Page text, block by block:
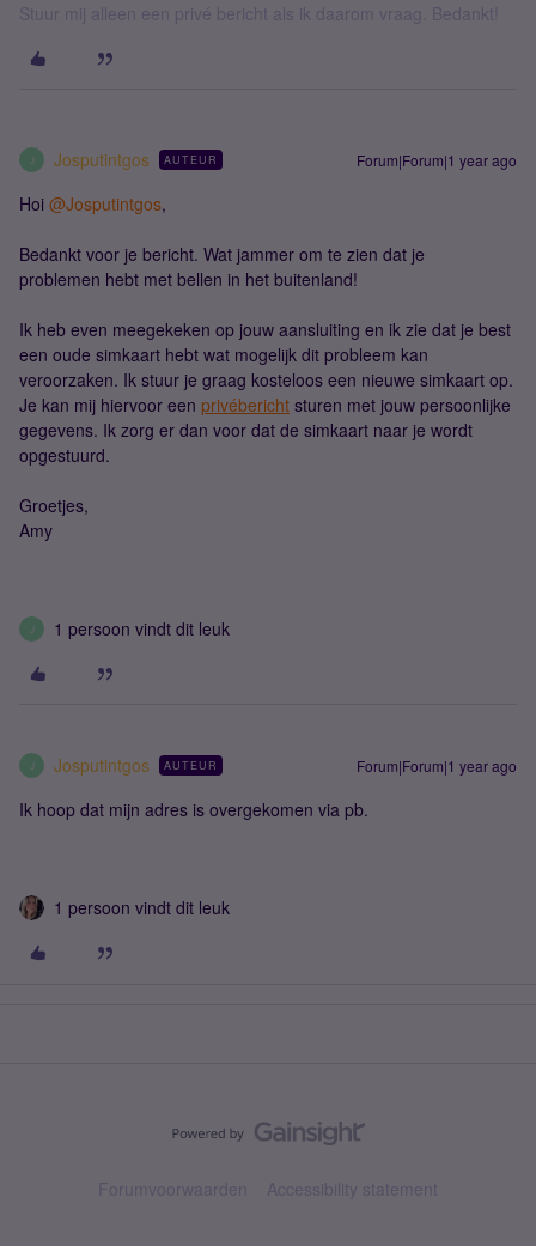
Stuur mij alleen een privé bericht als ik daarom vraag. Bedankt!
J Josputintgos AUTEUR Forum|Forum|1 year ago
Hoi ​ @Josputintgos,
Bedankt voor je bericht. Wat jammer om te zien dat je
problemen hebt met bellen in het buitenland!
Ik heb even meegekeken op jouw aansluiting en ik zie dat je best
een oude simkaart hebt wat mogelijk dit probleem kan
veroorzaken. Ik stuur je graag kosteloos een nieuwe simkaart op.
Je kan mij hiervoor een privébericht sturen met jouw persoonlijke
gegevens. Ik zorg er dan voor dat de simkaart naar je wordt
opgestuurd.
Groetjes,
Amy
J 1 persoon vindt dit leuk
J Josputintgos AUTEUR Forum|Forum|1 year ago
Ik hoop dat mijn adres is overgekomen via pb.
1 persoon vindt dit leuk
Forumvoorwaarden Accessibility statement